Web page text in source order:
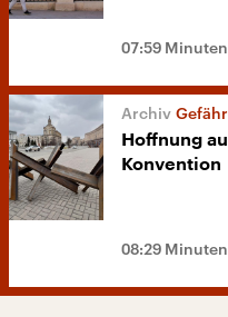
07:59 Minuten
Hoffnung
Konvention
08:29 Minuten